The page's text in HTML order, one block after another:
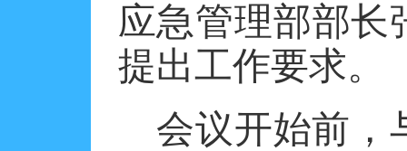
应急管理部部长
提出工作要求。
会议开始前，